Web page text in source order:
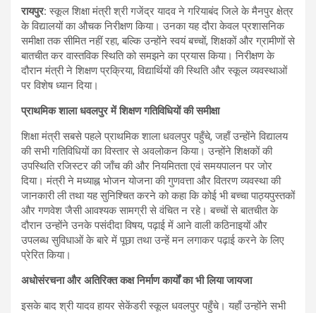
रायपुर:स्कूल शिक्षा मंत्री श्री गजेंद्र यादव ने गरियाबंद जिले के मैनपुर क्षेत्र
के विद्यालयों का औचक निरीक्षण किया। उनका यह दौरा केवल प्रशासनिक
समीक्षा तक सीमित नहीं रहा, बल्कि उन्होंने स्वयं बच्चों, शिक्षकों और ग्रामीणों से
बातचीत कर वास्तविक स्थिति को समझने का प्रयास किया। निरीक्षण के
दौरान मंत्री ने शिक्षण प्रक्रिया, विद्यार्थियों की स्थिति और स्कूल व्यवस्थाओं
पर विशेष ध्यान दिया।
प्राथमिक शाला धवलपुर में शिक्षण गतिविधियों की समीक्षा
शिक्षा मंत्री सबसे पहले प्राथमिक शाला धवलपुर पहुँचे, जहाँ उन्होंने विद्यालय
की सभी गतिविधियों का विस्तार से अवलोकन किया। उन्होंने शिक्षकों की
उपस्थिति रजिस्टर की जाँच की और नियमितता एवं समयपालन पर जोर
दिया। मंत्री ने मध्याह्न भोजन योजना की गुणवत्ता और वितरण व्यवस्था की
जानकारी ली तथा यह सुनिश्चित करने को कहा कि कोई भी बच्चा पाठ्यपुस्तकों
और गणवेश जैसी आवश्यक सामग्री से वंचित न रहे। बच्चों से बातचीत के
दौरान उन्होंने उनके पसंदीदा विषय, पढ़ाई में आने वाली कठिनाइयों और
उपलब्ध सुविधाओं के बारे में पूछा तथा उन्हें मन लगाकर पढ़ाई करने के लिए
प्रेरित किया।
अधोसंरचना और अतिरिक्त कक्ष निर्माण कार्यों का भी लिया जायजा
इसके बाद श्री यादव हायर सेकेंडरी स्कूल धवलपुर पहुँचे। यहाँ उन्होंने सभी